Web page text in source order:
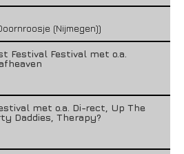
(Nijmegen))
Festival Festival met o.a.
met o.a. Di-rect, Up The
Daddies, Therapy?